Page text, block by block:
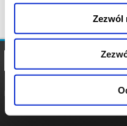
Zezwól